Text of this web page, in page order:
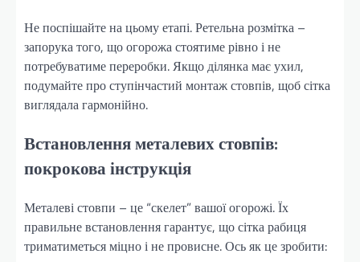
Не поспішайте на цьому етапі. Ретельна розмітка –
запорука того, що огорожа стоятиме рівно і не
потребуватиме переробки. Якщо ділянка має ухил,
подумайте про ступінчастий монтаж стовпів, щоб сітка
виглядала гармонійно.
Встановлення металевих стовпів:
покрокова інструкція
Металеві стовпи – це “скелет” вашої огорожі. Їх
правильне встановлення гарантує, що сітка рабиця
триматиметься міцно і не провисне. Ось як це зробити: